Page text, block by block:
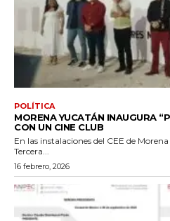
POLÍTICA
MORENA YUCATÁN INAUGURA
CON UN CINE CLUB
En las instalaciones del CEE de
Tercera...
16 febrero, 2026